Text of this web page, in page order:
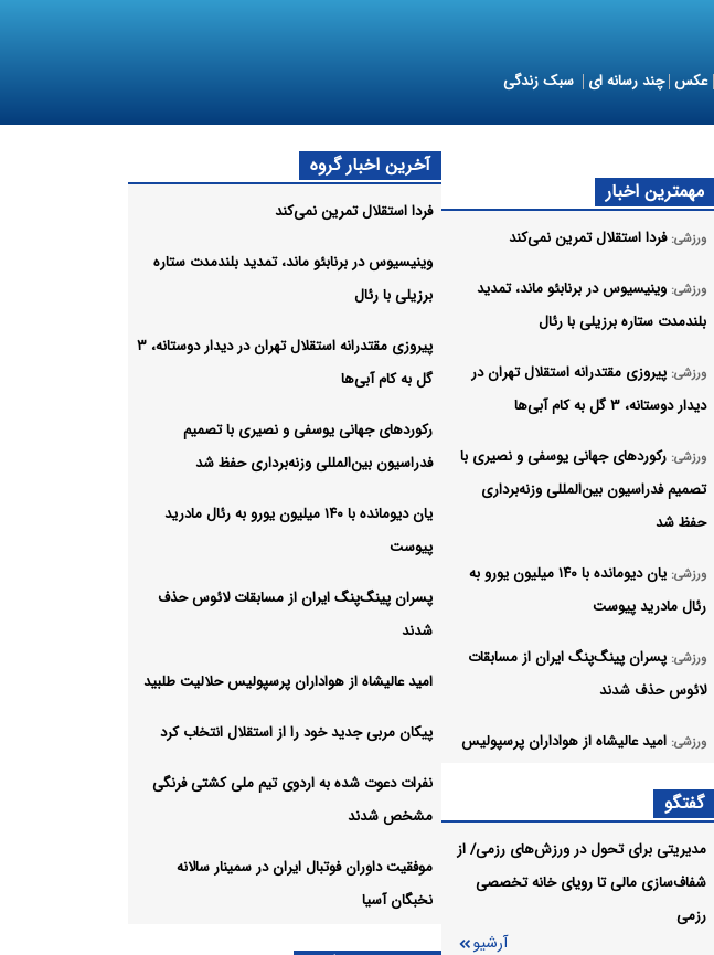
عکس چند رسانه ای سبک زندگی
مهمترین اخبار
ورزشی: فردا استقلال تمرین نمی‌کند
ورزشی: وینیسیوس در برنابئو ماند، تمدید
بلندمدت ستاره برزیلی با رئال
ورزشی: پیروزی مقتدرانه استقلال تهران در
دیدار دوستانه، ۳ گل به کام آبی‌ها
ورزشی: رکوردهای جهانی یوسفی و نصیری با
تصمیم فدراسیون بین‌المللی وزنه‌برداری
حفظ شد
ورزشی:
یان دیومانده با ۱۴۰ میلیون یورو به
رئال مادرید پیوست
ورزشی: پسران پینگ‌پنگ ایران از مسابقات
لائوس حذف شدند
ورزشی: امید عالیشاه از هواداران پرسپولیس
ورزشی: پیکان مربی جدید خود را از استقلال
انتخاب کرد
ورزشی:
گفتگو
مدیریتی برای تحول در ورزش‌های رزمی/ از
شفاف‌سازی مالی تا رویای خانه تخصصی
رزمی
آرشیو
آخرین اخبار گروه
فردا استقلال تمرین نمی‌کند
وینیسیوس در برنابئو ماند، تمدید بلندمدت ستاره
برزیلی با رئال
پیروزی مقتدرانه استقلال تهران در دیدار دوستانه، ۳
گل به کام آبی‌ها
رکوردهای جهانی یوسفی و نصیری با تصمیم
فدراسیون بین‌المللی وزنه‌برداری حفظ شد
یان دیومانده با ۱۴۰ میلیون یورو به رئال مادرید
پیوست
پسران پینگ‌پنگ ایران از مسابقات لائوس حذف
شدند
امید عالیشاه از هواداران پرسپولیس حلالیت طلبید
پیکان مربی جدید خود را از استقلال انتخاب کرد
نفرات دعوت شده به اردوی تیم ملی کشتی فرنگی
مشخص شدند
موفقیت داوران فوتبال ایران در سمینار سالانه
نخبگان آسیا